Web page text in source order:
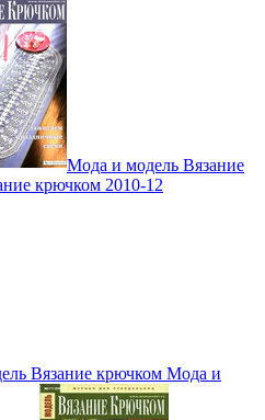
Мода и модель Вязание
крючком 2010-12
Вязание крючком Мода и